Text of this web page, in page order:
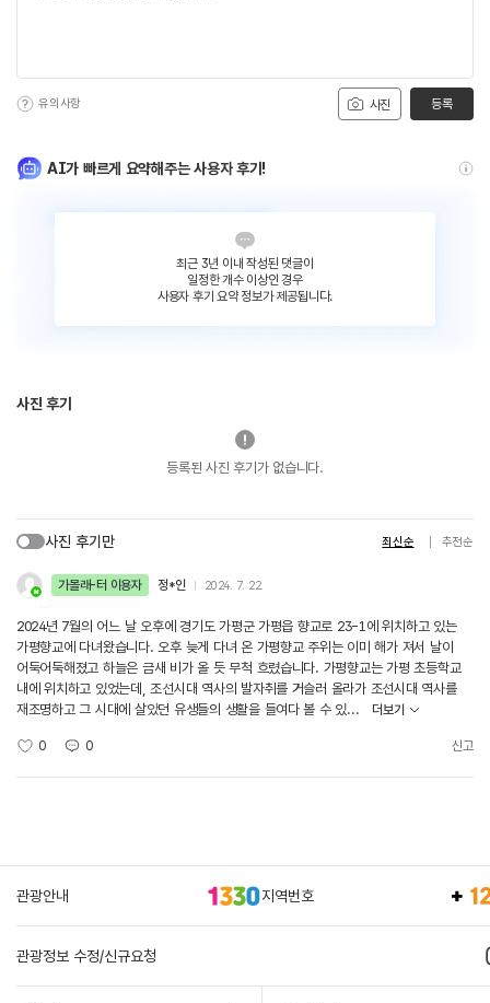
사진
유의사항 등록
AI가 빠르게 요약해주는 사용자 후기!
최근 3년 이내 작성된 댓글이
일정한 개수 이상인 경우
사용자 후기 요약 정보가 제공됩니다.
사진 후기
등록된 사진 후기가 없습니다.
사진 후기만 최신순 추천순
가볼래-터 이용자 정*인 2024. 7. 22.
2024년 7월의 어느 날 오후에 경기도 가평군 가평읍 향교로 23-1에 위치하고 있는
가평향교에 다녀왔습니다. 오후 늦게 다녀 온 가평향교 주위는 이미 해가 져서 날이
어둑어둑해졌고 하늘은 금새 비가 올 듯 무척 흐렸습니다. 가평향교는 가평 초등학교
내에 위치하고 있었는데, 조선시대 역사의 발자취를 거슬러 올라가 조선시대 역사를
재조명하고 그 시대에 살았던 유생들의 생활을 들여다 볼 수 있...
더보기
0 0 신고
관광안내 지역번호
관광정보 수정/신규요청